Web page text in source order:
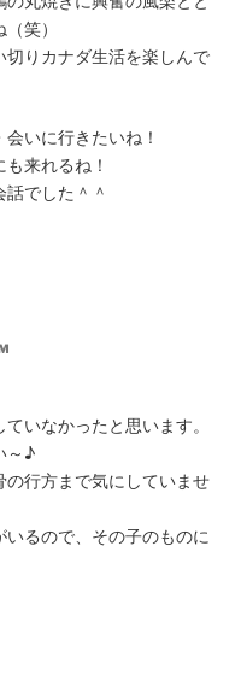
笑）
りカナダ生活を楽しんで
いに行きたいね！
来れるね！
でした＾＾
いなかったと思います。
～♪
の行方まで気にしていませ
るので、その子のものに